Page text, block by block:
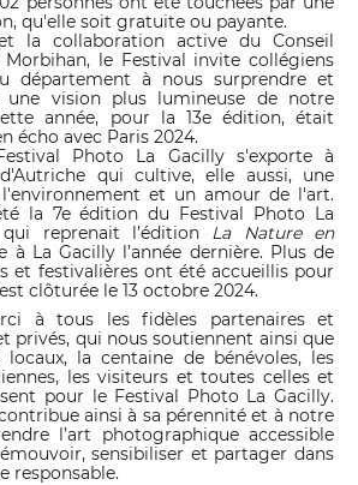
qu'elle soit gratuite ou payante.
la collaboration active du Conseil
le Festival invite collégiens
département à nous surprendre et
une vision plus lumineuse de notre
année, pour la 13e édition, était
écho avec Paris 2024.
Photo La Gacilly s'exporte à
qui cultive, elle aussi, une
et un amour de l'art.
la 7e édition du Festival Photo La
reprenait l’éditionLa Nature en
à La Gacilly l’année dernière. Plus de
et festivalières ont été accueillis pour
clôturée le 13 octobre 2024.
à tous les fidèles partenaires et
privés, qui nous soutiennent ainsi que
la centaine de bénévoles, les
les visiteurs et toutes celles et
pour le Festival Photo La Gacilly.
ainsi à sa pérennité et à notre
l’art photographique accessible
sensibiliser et partager dans
responsable.